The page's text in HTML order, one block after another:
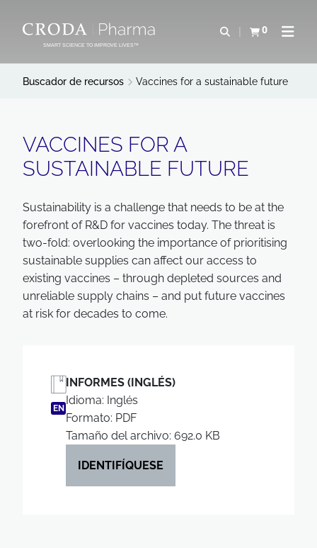
CONTENIDOSMART SCIENCE TO IMPROVE LIVES™
Abrir0
Ver carritoAbrir
Buscador de recursos Vaccines for a sustainable future
VACCINES FOR A
SUSTAINABLE FUTURE
Sustainability is a challenge that needs to be at the
forefront of R&D for vaccines today. The threat is
two-fold: overlooking the importance of prioritising
sustainable supplies can affect our access to
existing vaccines – through depleted sources and
unreliable supply chains – and put future vaccines
at risk for decades to come.
EN
INFORMES (INGLÉS)
Idioma: Inglés
Formato: PDF
Tamaño del archivo: 692.0 KB
IDENTIFÍQUESE